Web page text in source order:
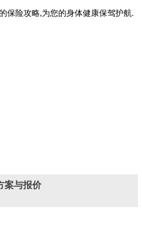
保险攻略,为您的身体健康保驾护航.
案与报价